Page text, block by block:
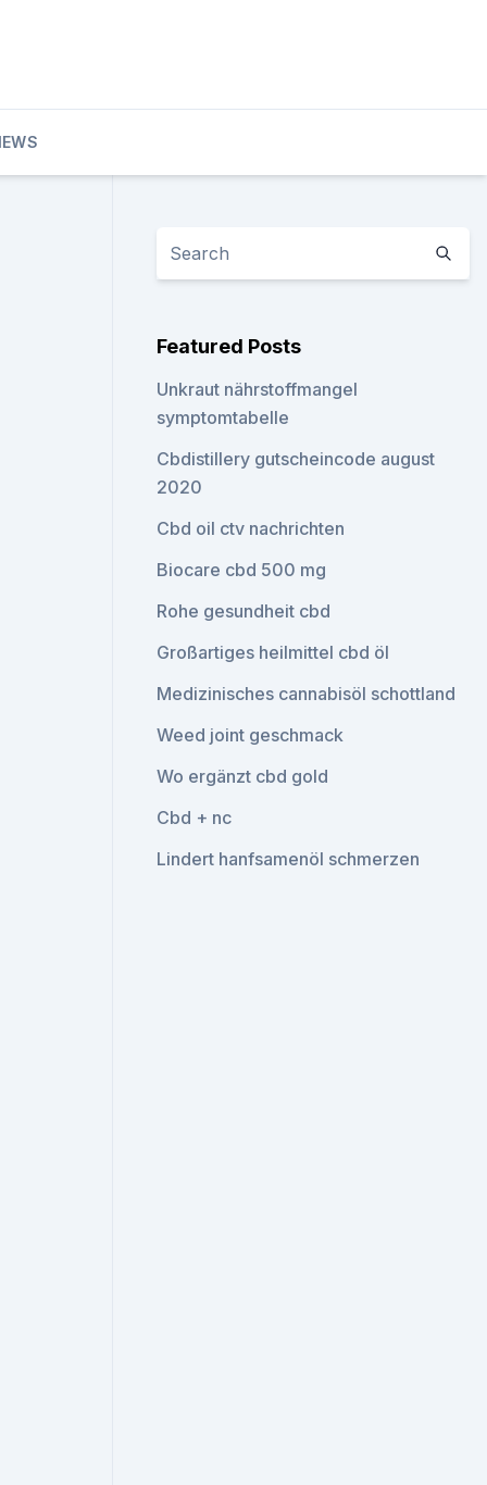
Featured Posts
Unkraut nährstoffmangel
symptomtabelle
Cbdistillery gutscheincode august
2020
Cbd oil ctv nachrichten
Biocare cbd 500 mg
Rohe gesundheit cbd
Großartiges heilmittel cbd öl
Medizinisches cannabisöl schottland
Weed joint geschmack
Wo ergänzt cbd gold
Cbd + nc
Lindert hanfsamenöl schmerzen